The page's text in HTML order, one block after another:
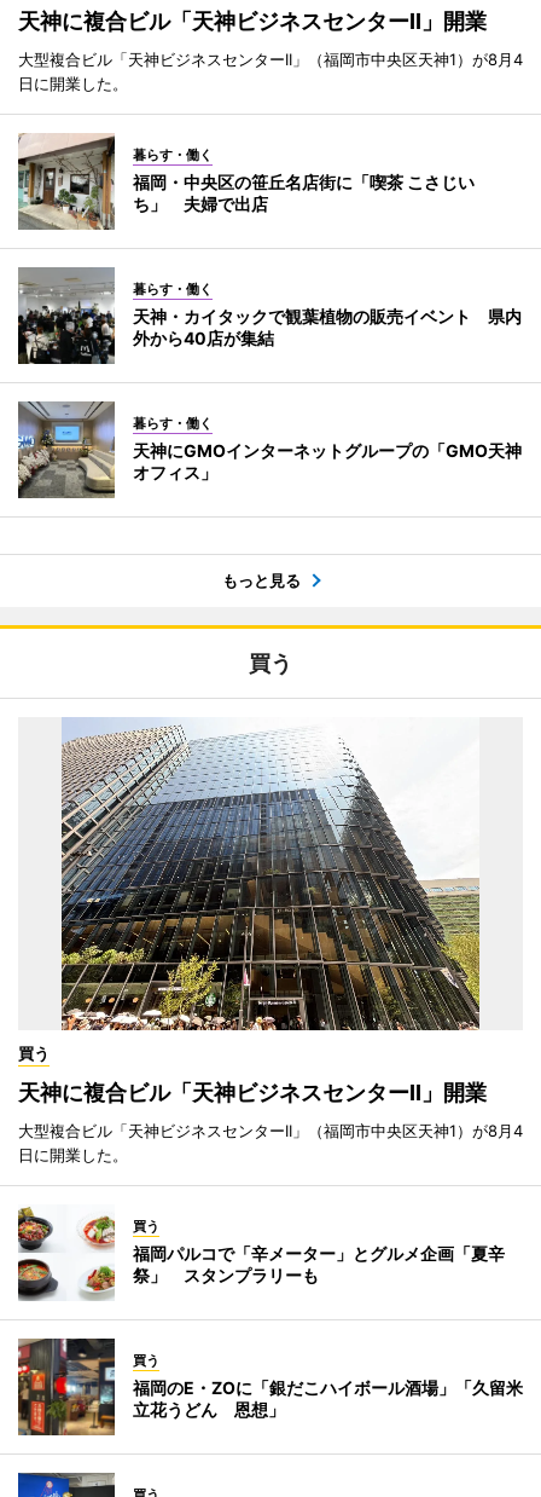
天神に複合ビル「天神ビジネスセンターII」開業
大型複合ビル「天神ビジネスセンターII」（福岡市中央区天神1）が8月4
日に開業した。
暮らす・働く
福岡・中央区の笹丘名店街に「喫茶 こさじい
ち」 夫婦で出店
暮らす・働く
天神・カイタックで観葉植物の販売イベント 県内
外から40店が集結
暮らす・働く
天神にGMOインターネットグループの「GMO天神
オフィス」
もっと見る
買う
買う
天神に複合ビル「天神ビジネスセンターII」開業
大型複合ビル「天神ビジネスセンターII」（福岡市中央区天神1）が8月4
日に開業した。
買う
福岡パルコで「辛メーター」とグルメ企画「夏辛
祭」 スタンプラリーも
買う
福岡のE・ZOに「銀だこハイボール酒場」「久留米
立花うどん 恩想」